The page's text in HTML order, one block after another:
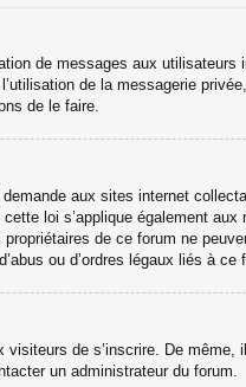
de messages aux
de la messagerie
de le faire.
aux sites internet
loi s’applique également
de ce forum ne
ou d’ordres légaux liés à ce
de s’inscrire. De
un administrateur du forum.